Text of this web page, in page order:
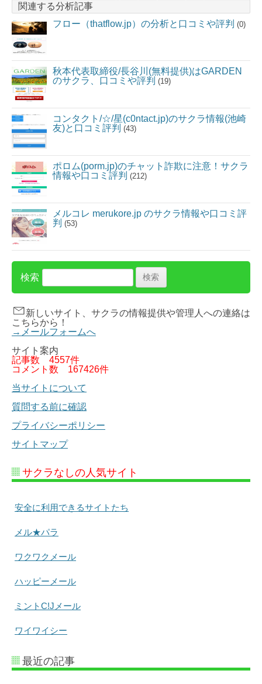
関連する分析記事
フロー（thatflow.jp）の分析と口コミや評判 (0)
秋本代表取締役/長谷川(無料提供)はGARDEN
のサクラ、口コミや評判 (19)
コンタクト/☆/星(c0ntact.jp)のサクラ情報(池崎
友)と口コミ評判 (43)
ポロム(porm.jp)のチャット詐欺に注意！サクラ
情報や口コミ評判 (212)
メルコレ merukore.jp のサクラ情報や口コミ評
判 (53)
検索
新しいサイト、サクラの情報提供や管理人への連絡は
こちらから！
→メールフォームへ
サイト案内
記事数 4557件
コメント数 167426件
当サイトについて
質問する前に確認
プライバシーポリシー
サイトマップ
サクラなしの人気サイト
安全に利用できるサイトたち
メル★パラ
ワクワクメール
ハッピーメール
ミントC!Jメール
ワイワイシー
最近の記事